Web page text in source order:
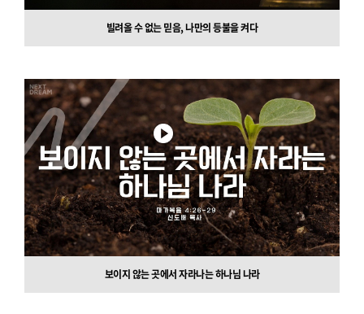
빌려올 수 없는 믿음, 나만의 등불을 켜다
보이지 않는 곳에서 자라나는 하나님 나라